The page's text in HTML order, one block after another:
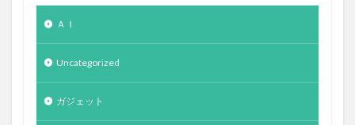
ＡＩ
Uncategorized
ガジェット